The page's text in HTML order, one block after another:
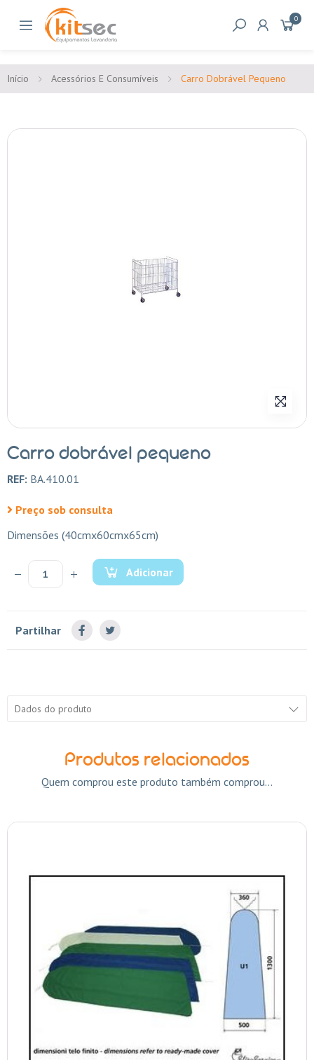
0
Início Acessórios E Consumíveis Carro Dobrável Pequeno
Carro dobrável pequeno
REF: BA.410.01
Preço sob consulta
Dimensões (40cmx60cmx65cm)
Adicionar
Partilhar
Dados do produto
Produtos relacionados
Quem comprou este produto também comprou...